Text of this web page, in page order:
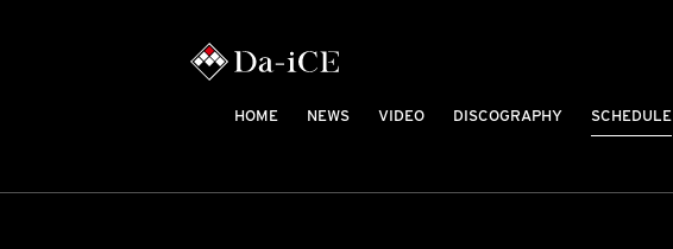
HOME NEWS VIDEO DISCOGRAPHY SCHEDULE